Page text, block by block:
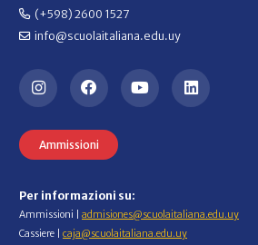
(+598) 2600 1527
info@scuolaitaliana.edu.uy
Ammissioni
Per informazioni su:
Ammissioni | admisiones@scuolaitaliana.edu.uy
Cassiere | caja@scuolaitaliana.edu.uy